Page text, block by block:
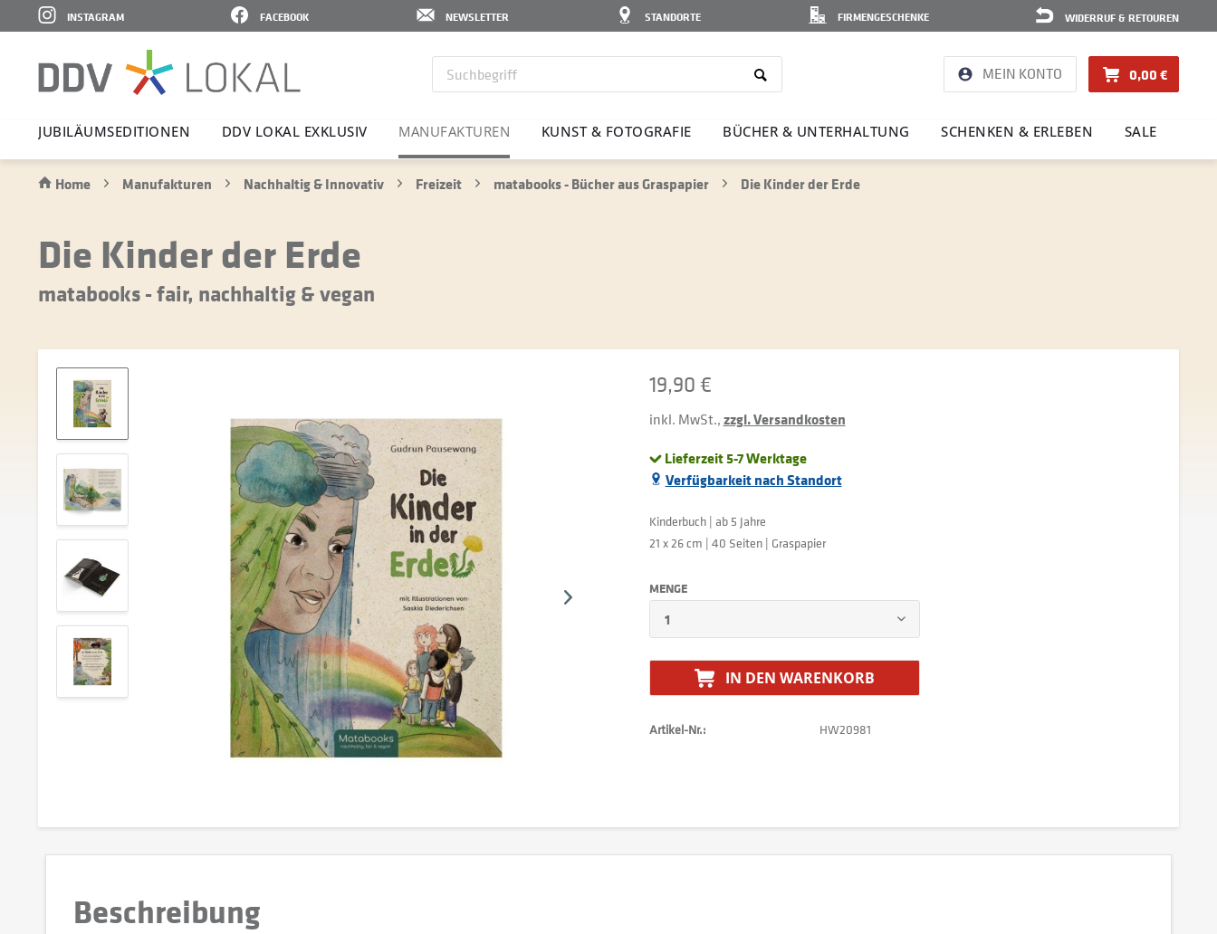
WIDERRUF & RETOUREN
FIRMENGESCHENKE
STANDORTE
NEWSLETTER
FACEBOOK
INSTAGRAM
MEIN KONTO 0,00 €
JUBI­LÄ­UMS­E­DI­TIONEN DDV LOKAL EXKLUSIV MANU­FAK­TUREN KUNST & FOTO­GRAFIE BÜCHER & UNTER­HAL­TUNG SCHENKEN & ERLEBEN SALE
Home Manufakturen Nachhaltig & Innovativ Freizeit matabooks - Bücher aus Graspapier Die Kinder der Erde
Die Kinder der Erde
matabooks - fair, nachhaltig & vegan
19,90 €
inkl. MwSt.,zzgl. Versandkosten
Lieferzeit 5-7 Werktage
Verfügbarkeit nach Standort
Kinderbuch | ab 5 Jahre
21 x 26 cm | 40 Seiten | Graspapier
MENGE
IN DEN WARENKORB
Artikel-Nr.: HW20981
Beschreibung